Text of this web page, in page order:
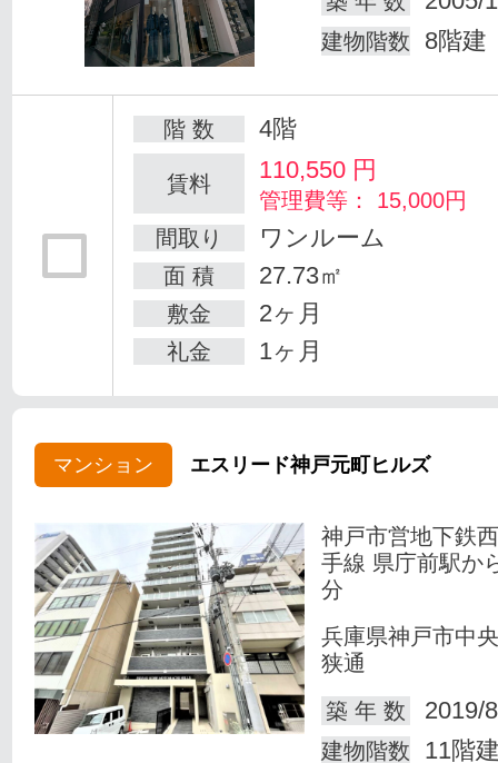
建物階数 8階建
階 数 4階
賃料 110,550 円
管理費等： 15,000円
間取り
ワンルーム
面 積 27.73㎡
敷金 2ヶ月
礼金 1ヶ月
マンション エスリード神戸元町ヒルズ
神戸市営地下鉄
手線 県庁前駅か
分
兵庫県神戸市中
狭通
築 年 数
2019/
建物階数 11階